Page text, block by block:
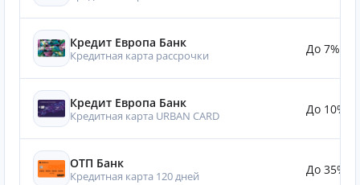
Кредит Европа Банк
Кредитная карта рассрочки До 7%
Кредит Европа Банк
Кредитная карта URBAN CARD До 10%
ОТП Банк
Кредитная карта 120 дней До 35%